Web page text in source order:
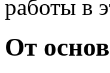
работы в
От